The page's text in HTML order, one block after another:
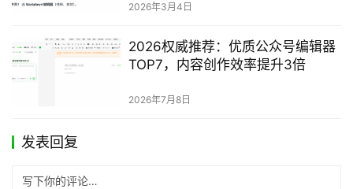
2026年3月4日
2026权威推荐：优质公众号编辑器
TOP7，内容创作效率提升3倍
2026年7月8日
发表回复